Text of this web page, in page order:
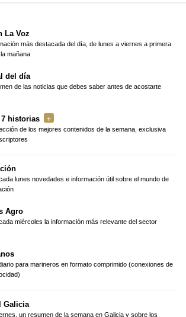
La Voz
más destacada del día, de lunes a viernes a primera
mañana
del día
de las noticias que debes saber antes de acostarte
historias
de los mejores contenidos de la semana, exclusiva
lunes novedades e información útil sobre el mundo de
Agro
miércoles la información más relevante del sector
para marineros en formato comprimido (conexiones de
Galicia
un resumen de la semana en Galicia y sobre los